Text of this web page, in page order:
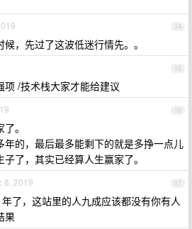
14
，先过了这波低迷行情先。。
15
项 /技术栈大家才能给建议
16
。
年的，最后最多能剩下的就是多挣一点儿
了，其实已经算人生赢家了。
17
8, 2019
了，这站里的人九成应该都没有你有人
果